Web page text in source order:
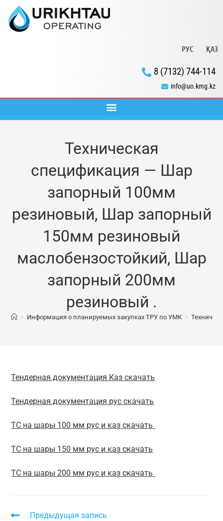
РУС ҚАЗ
8 (7132) 744-114
info@uo.kmg.kz
Техническая
спецификация — Шар
запорный 100мм
резиновый, Шар запорный
150мм резиновый
маслобензостойкий, Шар
запорный 200мм
резиновый .
> Информация о планируемых закупках ТРУ по УМК >
Тендерная документация Каз скачать
Тендерная документация рус скачать
ТС на шары 100 мм рус и каз скачать
ТС на шары 150 мм рус и каз скачать
ТС на шары 200 мм рус и каз скачать
Предыдущая запись